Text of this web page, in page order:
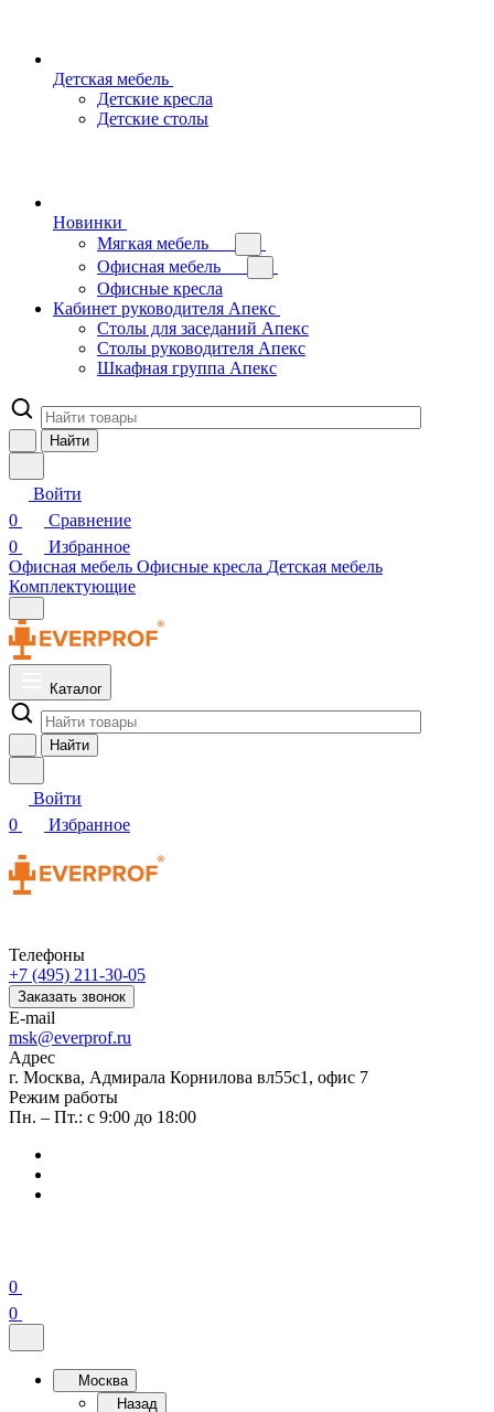
Детская мебель
Детские кресла
Детские столы
Новинки
Мягкая мебель
Офисная мебель
Офисные кресла
Кабинет руководителя Апекс
Столы для заседаний Апекс
Столы руководителя Апекс
Шкафная группа Апекс
Найти
Войти
0
Сравнение
0
Избранное
Офисная мебель Офисные кресла Детская мебель
Комплектующие
Каталог
Найти
Войти
0
Избранное
Телефоны
+7 (495) 211-30-05
Заказать звонок
E-mail
msk@everprof.ru
Адрес
г. Москва, Адмирала Корнилова вл55с1, офис 7
Режим работы
Пн. – Пт.: с 9:00 до 18:00
0
0
Москва
Назад